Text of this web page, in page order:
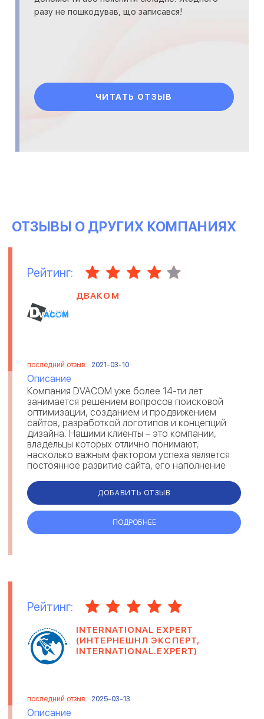
разу не пошкодував, що записався!
ЧИТАТЬ ОТЗЫВ
ОТЗЫВЫ О ДРУГИХ КОМПАНИЯХ
Рейтинг:
ДВАКОМ
последний отзыв: 2021-03-10
Описание
Компания DVACOM уже более 14-ти лет
занимается решением вопросов поисковой
оптимизации, созданием и продвижением
сайтов, разработкой логотипов и концепций
дизайна. Нашими клиенты – это компании,
владельцы которых отлично понимают,
насколько важным фактором успеха является
постоянное развитие сайта, его наполнение
Над каждым про...
ДОБАВИТЬ ОТЗЫВ
ПОДРОБНЕЕ
Рейтинг:
INTERNATIONAL EXPERT
(ИНТЕРНЕШНЛ ЭКСПЕРТ,
INTERNATIONAL.EXPERT)
последний отзыв: 2025-03-13
Описание